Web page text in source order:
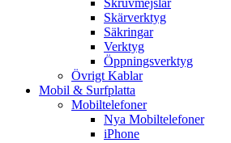
Skruvmejslar
Skärverktyg
Säkringar
Verktyg
Öppningsverktyg
Övrigt Kablar
Mobil & Surfplatta
Mobiltelefoner
Nya Mobiltelefoner
iPhone